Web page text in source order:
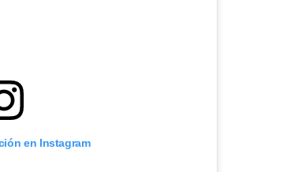
en Instagram